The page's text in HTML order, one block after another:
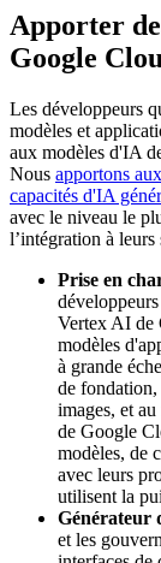
Apporter
Google
Les développeurs
modèles et
aux modèles d'IA
Nous apportons
capacités d'IA
avec le niveau le
l’intégration à
Prise en
Vertex AI de
modèles
à grande
de fondation,
images, et
de Google
modèles, de
avec leurs
utilisent la
Générateur
et les